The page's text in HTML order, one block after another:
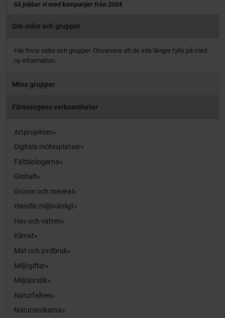
Så jobbar vi med kampanjer från 2024
Om sidor och grupper
Här finns sidor och grupper. Observera att de inte längre fylls på med
ny information.
Mina grupper
Föreningens verksamheter
Artprojekten
Digitala mötesplatser
Fältbiologerna
Globalt
Gruvor och mineral
Handla miljövänligt
Hav och vatten
Klimat
Mat och jordbruk
Miljögifter
Miljöjuridik
Naturfalken
Natursnokarna